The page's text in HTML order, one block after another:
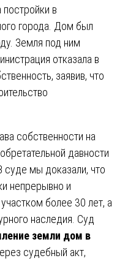
в
города. Дом был
Земля под ним
отказала в
заявив, что
собственности на
давности
суде мы доказали, что
непрерывно и
более 30 лет, а
наследия. Суд
земли дом в
судебный акт,